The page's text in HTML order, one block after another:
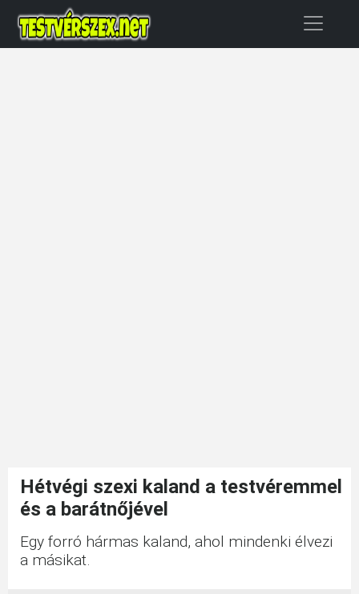
Hétvégi szexi kaland a testvéremmel
és a barátnőjével
Egy forró hármas kaland, ahol mindenki élvezi
a másikat.